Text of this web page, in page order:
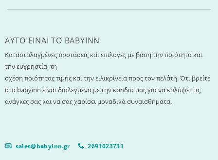
AYTO EINAI TO ΒΑΒΥΙΝΝ
Κατασταλαγμένες προτάσεις και επιλογές με βάση την ποιότητα και
την ευχρηστία, τη
σχέση ποιότητας τιμής και την ειλικρίνεια προς τον πελάτη. Ότι βρείτε
στο babyinn είναι διαλεγμένο με την καρδιά μας για να καλύψει τις
ανάγκες σας και να σας χαρίσει μοναδικά συναισθήματα.
sales@babyinn.gr 2691023731